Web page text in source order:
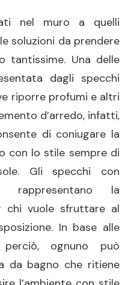
nel muro a quelli
soluzioni da prendere
tantissime. Una delle
dagli specchi
riporre profumi e altri
d’arredo, infatti,
di coniugare la
con lo stile sempre di
Gli specchi con
rappresentano la
chi vuole sfruttare al
In base alle
perciò, ognuno può
da bagno che ritiene